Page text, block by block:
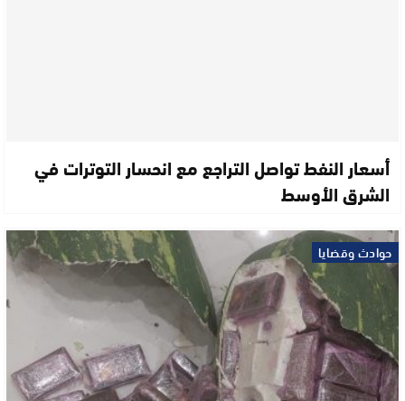
أسعار النفط تواصل التراجع مع انحسار التوترات في
الشرق الأوسط
حوادث وقضايا